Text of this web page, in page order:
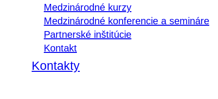
Medzinárodné kurzy
Medzinárodné konferencie a semináre
Partnerské inštitúcie
Kontakt
Kontakty